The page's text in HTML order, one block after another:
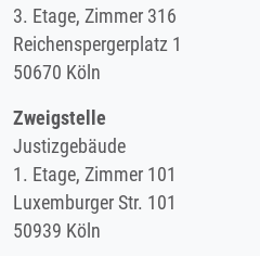
3. Etage, Zimmer 316
Reichenspergerplatz 1
50670 Köln
Zweigstelle
Justizgebäude
1. Etage, Zimmer 101
Luxemburger Str. 101
50939 Köln